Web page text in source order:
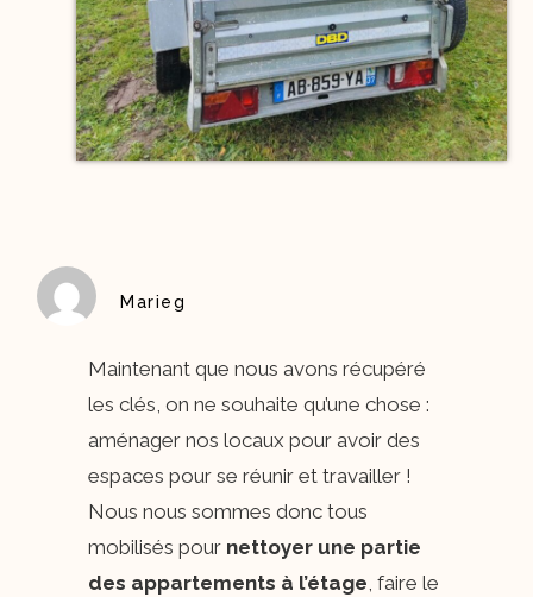
Marieg
Maintenant que nous avons récupéré
les clés, on ne souhaite qu’une chose :
aménager nos locaux pour avoir des
espaces pour se réunir et travailler !
Nous nous sommes donc tous
mobilisés pour nettoyer une partie
des appartements à l’étage, faire le